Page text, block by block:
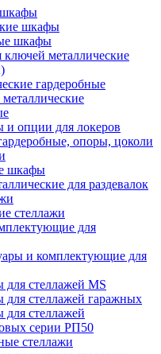
шкафы
шкафы
металлические
гардеробные
и опции для локеров
опоры, цоколи
шкафы
для раздевалок
стеллажи
для
и комплектующие для
для стеллажей MS
для стеллажей гаражных
для стеллажей
серии РП50
стеллажи